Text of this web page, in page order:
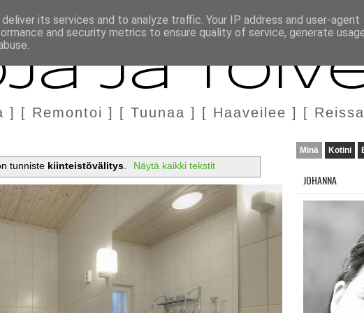
MARKKINOINTI & YHTEISTYÖ
ja
] [ Remontoi ] [ Tuunaa ] [ Haaveilee ] [
tunniste kiinteistövälitys. Näytä kaikki tekstit
Minä Kotini
JOHANNA
its services and to analyze traffic. Your IP address and user-agent
and security metrics to ensure quality of service, generate